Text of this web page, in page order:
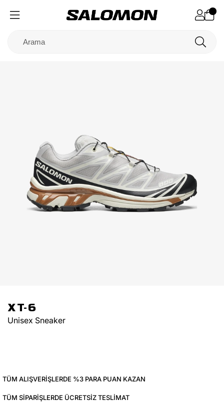
XT-6
Unisex Sneaker
TÜM ALIŞVERIŞLERDE %3 PARA PUAN KAZAN
TÜM SIPARIŞLERDE ÜCRETSIZ TESLIMAT